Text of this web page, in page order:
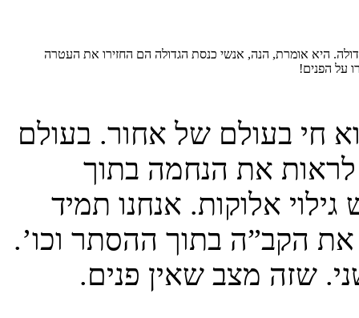
היא אומרת, הנה, אנשי כנסת הגדולה הם החזירו את העטרה
על הפנים!
חי בעולם של אחור. בעולם
את הנחמה בתוך
אלוקות. אנחנו תמיד
הקב”ה בתוך ההסתר וכו’.
שזה מצב שאין פנים.